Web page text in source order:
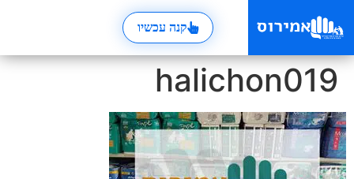
קנה עכשיו
halichon019